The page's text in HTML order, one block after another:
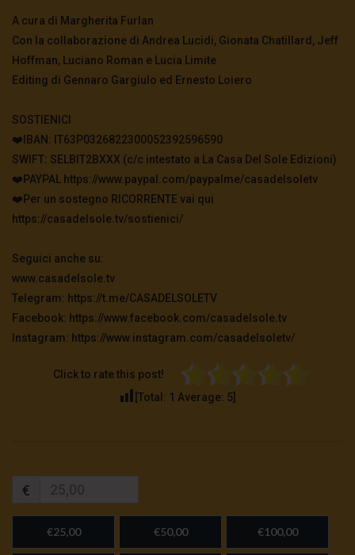
A cura di Margherita Furlan
Con la collaborazione di Andrea Lucidi, Gionata Chatillard, Jeff
Hoffman, Luciano Roman e Lucia Limite
Editing di Gennaro Gargiulo ed Ernesto Loiero
SOSTIENICI
❤️IBAN: IT63P0326822300052392596590
SWIFT: SELBIT2BXXX (c/c intestato a La Casa Del Sole Edizioni)
❤️PAYPAL https://www.paypal.com/paypalme/casadelsoletv
❤️Per un sostegno RICORRENTE vai qui
https://casadelsole.tv/sostienici/
Seguici anche su:
www.casadelsole.tv
Telegram: https://t.me/CASADELSOLETV
Facebook: https://www.facebook.com/casadelsole.tv
Instagram: https://www.instagram.com/casadelsoletv/
Click to rate this post!
[Total: 1 Average: 5
€
€25,00 €50,00 €100,00